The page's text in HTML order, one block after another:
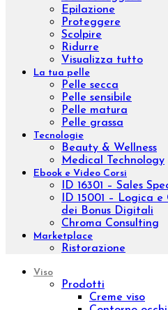
Benessere
Prodotti
Integratori
Aromaterapia
Kit
Linee
Aromatic
Aromatic
Oleum
Trattamenti
Indian Ritual
Pinda Eva
Esigenza
Nutrire
Idratare
Anti età
Effetto lifting
Purificare
Tonificare
Rigenerare
Drenare
Fragilità capillare
Gambe leggere